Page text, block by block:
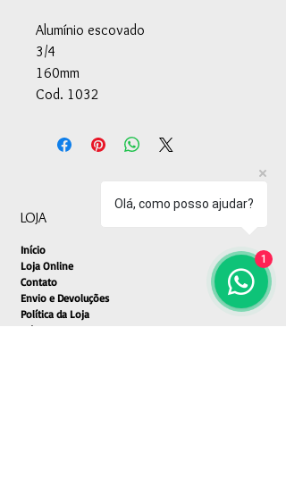
Alumínio escovado
3/4
160mm
Cod. 1032
LOJA
Início
Loja Online
Contato
Envio e Devoluções
Política da Loja
Métodos de Pagamento
Olá, como posso ajudar?
1